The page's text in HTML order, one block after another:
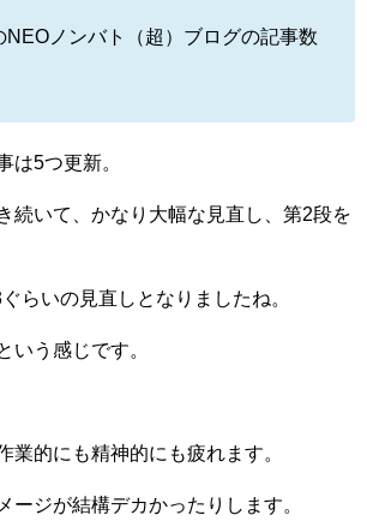
NEOノンバト（超）ブログの記事数
は5つ更新。
続いて、かなり大幅な見直し、第2段を
らいの見直しとなりましたね。
いう感じです。
業的にも精神的にも疲れます。
ージが結構デカかったりします。